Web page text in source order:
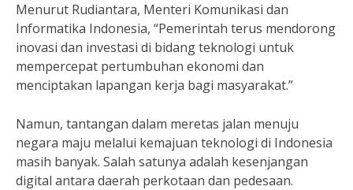
Menurut Rudiantara, Menteri Komunikasi dan
Informatika Indonesia, “Pemerintah terus mendorong
inovasi dan investasi di bidang teknologi untuk
mempercepat pertumbuhan ekonomi dan
menciptakan lapangan kerja bagi masyarakat.”
Namun, tantangan dalam meretas jalan menuju
negara maju melalui kemajuan teknologi di Indonesia
masih banyak. Salah satunya adalah kesenjangan
digital antara daerah perkotaan dan pedesaan.